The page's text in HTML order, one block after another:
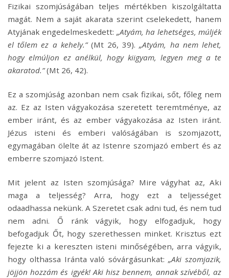
Fizikai szomjúságában teljes mértékben kiszolgáltatta
magát. Nem a saját akarata szerint cselekedett, hanem
Atyjának engedelmeskedett: „Atyám, ha lehetséges, múljék
el tőlem ez a kehely.”(Mt 26, 39).„Atyám, ha nem lehet,
hogy elmúljon ez anélkül, hogy kiigyam, legyen meg a te
akaratod.”(Mt 26, 42).
Ez a szomjúság azonban nem csak fizikai, sőt, főleg nem
az. Ez az Isten vágyakozása szeretett teremtménye, az
ember iránt, és az ember vágyakozása az Isten iránt.
Jézus isteni és emberi valóságában is szomjazott,
egymagában ölelte át az Istenre szomjazó embert és az
emberre szomjazó Istent.
Mit jelent az Isten szomjúsága? Mire vágyhat az, Aki
maga a teljesség? Arra, hogy ezt a teljességet
odaadhassa nekünk. A Szeretet csak adni tud, és nem tud
nem adni. Ő ránk vágyik, hogy elfogadjuk, hogy
befogadjuk Őt, hogy szerethessen minket. Krisztus ezt
fejezte ki a kereszten isteni minőségében, arra vágyik,
hogy olthassa Iránta való sóvárgásunkat:„Aki szomjazik,
jöjjön hozzám és igyék! Aki hisz bennem, annak szívéből, az